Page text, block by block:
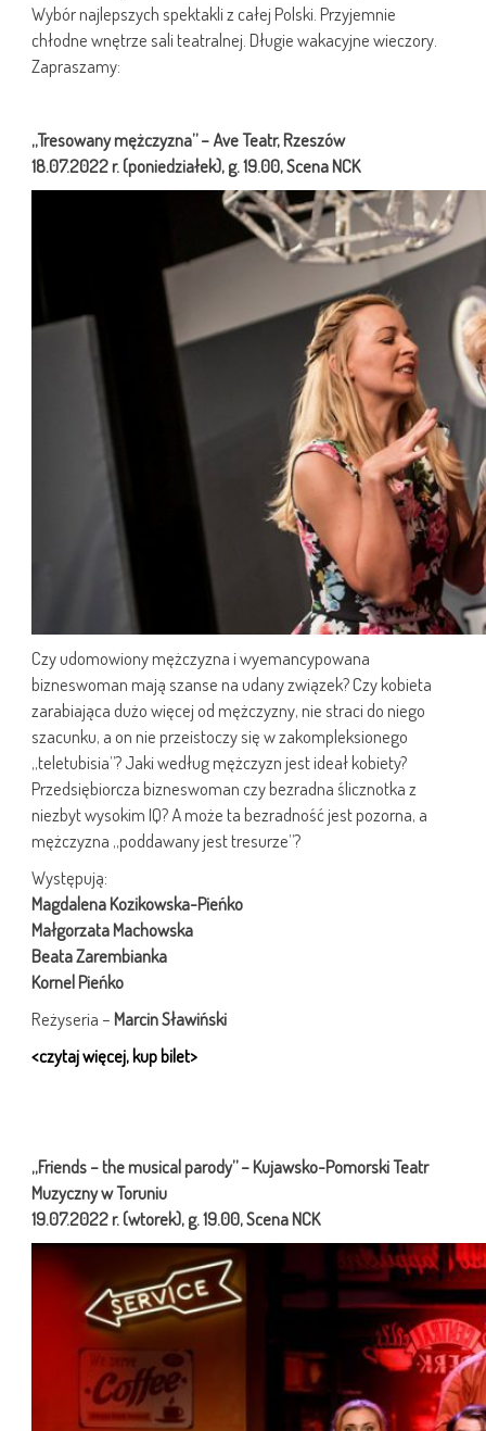
Wybór najlepszych spektakli z całej Polski. Przyjemnie
chłodne wnętrze sali teatralnej. Długie wakacyjne wieczory.
Zapraszamy:
„Tresowany mężczyzna” –Ave Teatr, Rzeszów
18.07.2022 r. (poniedziałek), g. 19.00, Scena NCK
Czy udomowiony mężczyzna i wyemancypowana
bizneswoman mają szanse na udany związek? Czy kobieta
zarabiająca dużo więcej od mężczyzny, nie straci do niego
szacunku, a on nie przeistoczy się w zakompleksionego
„teletubisia”? Jaki według mężczyzn jest ideał kobiety?
Przedsiębiorcza bizneswoman czy bezradna ślicznotka z
niezbyt wysokim IQ? A może ta bezradność jest pozorna, a
mężczyzna „poddawany jest tresurze”?
Występują:
Magdalena Kozikowska-Pieńko
Małgorzata Machowska
Beata Zarembianka
Kornel Pieńko
Reżyseria –Marcin Sławiński
<czytaj więcej, kup bilet>
„Friends – the musical parody” –Kujawsko-Pomorski Teatr
Muzyczny w Toruniu
19.07.2022 r. (wtorek), g. 19.00, Scena NCK